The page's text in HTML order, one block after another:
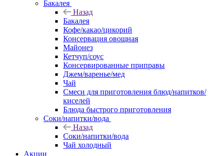
Бакалея
Назад
Бакалея
Кофе/какао/цикорий
Консервация овощная
Майонез
Кетчуп/соус
Консервированные приправы
Джем/варенье/мед
Чай
Смеси для приготовления блюд/напитков/
киселей
Блюда быстрого приготовления
Соки/напитки/вода
Назад
Соки/напитки/вода
Чай холодный
Акции